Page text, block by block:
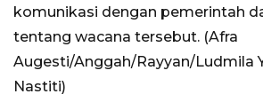
komunikasi dengan pemerintah
tentang wacana tersebut. (Afra
Augesti/Anggah/Rayyan/Ludmila
Nastiti)